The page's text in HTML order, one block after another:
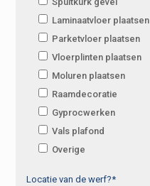
Laminaatvloer plaatsen
Parketvloer plaatsen
Vloerplinten plaatsen
Moluren plaatsen
Raamdecoratie
Gyprocwerken
Vals plafond
Overige
Locatie van de werf?*